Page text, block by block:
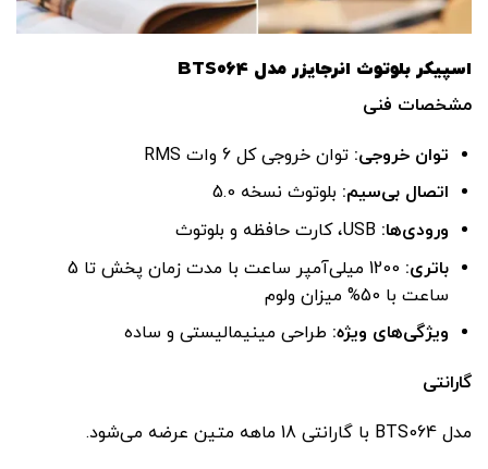
اسپیکر بلوتوث انرجایزر مدل BTS064
مشخصات فنی
توان خروجی: توان خروجی کل 6 وات RMS
اتصال بی‌سیم: بلوتوث نسخه 5.0
ورودی‌ها: USB، کارت حافظه و بلوتوث
باتری:
1200 میلی‌آمپر ساعت با مدت زمان پخش تا 5
ساعت با 50% میزان ولوم
ویژگی‌های ویژه: طراحی مینیمالیستی و ساده
گارانتی
مدل BTS064 با گارانتی 18 ماهه متین عرضه می‌شود.